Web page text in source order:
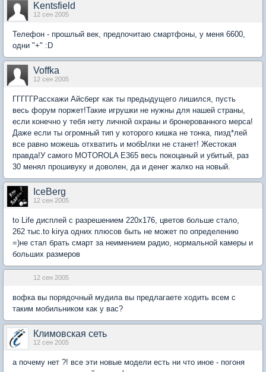
Kentsfield
12 сен 2005
Телефон - прошлый век, предпочитаю смартфоны, у меня 6600,
одни "+" :D
Voffka
12 сен 2005
ГГГГГРасскажи Айсберг как ты предыдущего лишился, пусть
весь форум поржет!Такие игрушки не нужны для нашей страны,
если конечно у тебя нету личной охраны и бронерованного мерса!
Даже если ты огромный тип у которого кишка не тонка, пизд*лей
все равно можешь отхватить и мобЫлки не станет! Жестокая
правда!У самого MOTOROLA Е365 весь покоцаный и убитый, раз
30 менял прошивуку и доволен, да и денег жалко на новый.
IceBerg
12 сен 2005
to Life дисплей с разрешением 220х176, цветов больше стало,
262 тыс.to kirya одних плюсов быть не может по определению
=)не стал брать смарт за неимением радио, нормальной камеры и
больших размеров
12 сен 2005
вофка вы порядочный мудила вы предлагаете ходить всем с
таким мобильником как у вас?
Климовская сеть
12 сен 2005
а почему нет ?! все эти новые модели есть ни что иное - погоня